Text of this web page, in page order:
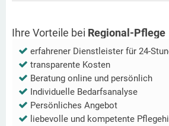
Ihre Vorteile bei Regional-Pflege
erfahrener Dienstleister für 24-
transparente Kosten
Beratung online und persönlich
Individuelle Bedarfsanalyse
Persönliches Angebot
liebevolle und kompetente